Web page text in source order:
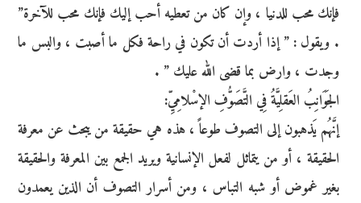
فإنك محب للدنيا ، وإن كان من تعطيه أحب إليك فإنك محب للآخرة”
. ويقول : ” إذا أردت أن تكون في راحة فكل ما أصبت ، والبس ما
وجدت ، وارض بما قضى الله عليك ” .
الجَوَانِبُ العَقلِيَّةُ فِي التَّصَوُّفِ الإسْلامِيِّ:
إنَّهُم يَذهبون إلى التصوف طوعاً ، هذه هي حقيقة من يبحث عن معرفة
الحقيقة ، أو من يتماثل لفعل الإنسانية ويريد الجمع بين المعرفة والحقيقة
بغير غموض أو شبه التباس ، ومن أسرار التصوف أن الذين يعمدون